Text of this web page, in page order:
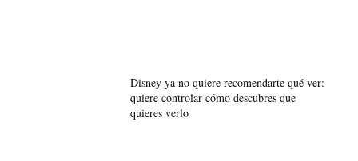
Disney ya no quiere recomendarte qué ver:
quiere controlar cómo descubres que
quieres verlo